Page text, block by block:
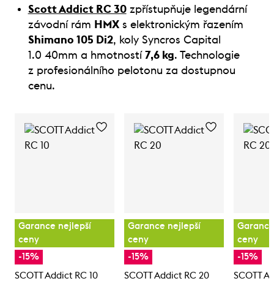
Scott Addict RC 30zpřístupňuje legendární
závodní rám HMXs elektronickým řazením
Shimano 105 Di2, koly Syncros Capital
1.0 40mm a hmotností 7,6 kg. Technologie
z profesionálního pelotonu za dostupnou
cenu.
Garance nejlepší
ceny
-15%
SCOTT Addict RC 10
Garance nejlepší
ceny
-15%
SCOTT Addict RC 20
ceny
-15%
SCOTT